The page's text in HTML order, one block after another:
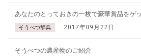
あなたのとっておきの一枚で豪華賞品をゲ
そうべつ辞典 2017年09月22日
そうべつの農産物のご紹介